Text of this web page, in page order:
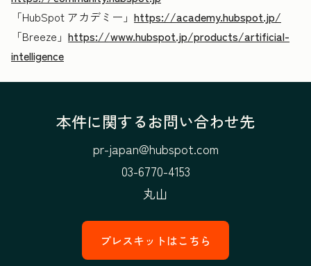
「HubSpot アカデミー」 https://academy.hubspot.jp/
「Breeze」 https://www.hubspot.jp/products/artificial-
intelligence
本件に関するお問い合わせ先
pr-japan@hubspot.com
03-6770-4153
丸山
プレスキットはこちら